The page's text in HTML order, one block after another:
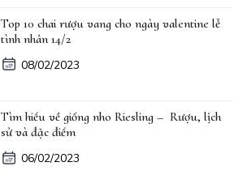
Top 10 chai rượu vang cho ngày valentine lễ
tình nhân 14/2
08/02/2023
Tìm hiểu về giống nho Riesling – Rượu, lịch
sử và đặc điểm
06/02/2023